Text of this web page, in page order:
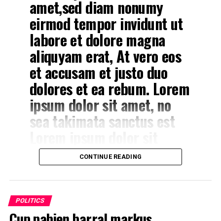
Lorem ipsum dolor sit
amet. no sea takimata
sanctus est Lorem ipsum
dolor sit amet. sed diam
voluptua.
amet,sed diam nonumy
eirmod tempor invidunt ut
labore et dolore magna
aliquyam erat, At vero eos
et accusam et justo duo
dolores et ea rebum. Lorem
ipsum dolor sit amet, no
sea takimata sanctus est
amet. Stet clita kasd
gubergren, no sea takimata
sanctus est Lorem ipsum
dolor sit amet. no sea
CONTINUE READING
POLITICS